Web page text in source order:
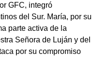
GFC, integró
del Sur. María, por su
parte activa de la
Señora de Luján y del
por su compromiso